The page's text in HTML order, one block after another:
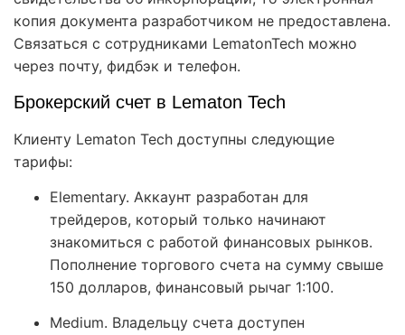
копия документа разработчиком не предоставлена.
Связаться с сотрудниками LematonTech можно
через почту, фидбэк и телефон.
Брокерский счет в Lematon Tech
Клиенту Lematon Tech доступны следующие
тарифы:
Elementary. Аккаунт разработан для
трейдеров, который только начинают
знакомиться с работой финансовых рынков.
Пополнение торгового счета на сумму свыше
150 долларов, финансовый рычаг 1:100.
Medium. Владельцу счета доступен